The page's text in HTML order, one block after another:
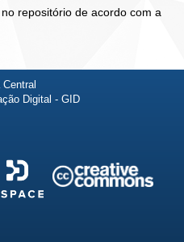
repositório de acordo com a
Digital - GID